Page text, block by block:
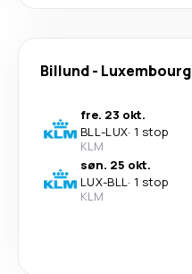
Billund- Luxembourg
fre. 23 okt.
BLL-LUX· 1 stop
KLM
søn. 25 okt.
LUX-BLL· 1 stop
KLM